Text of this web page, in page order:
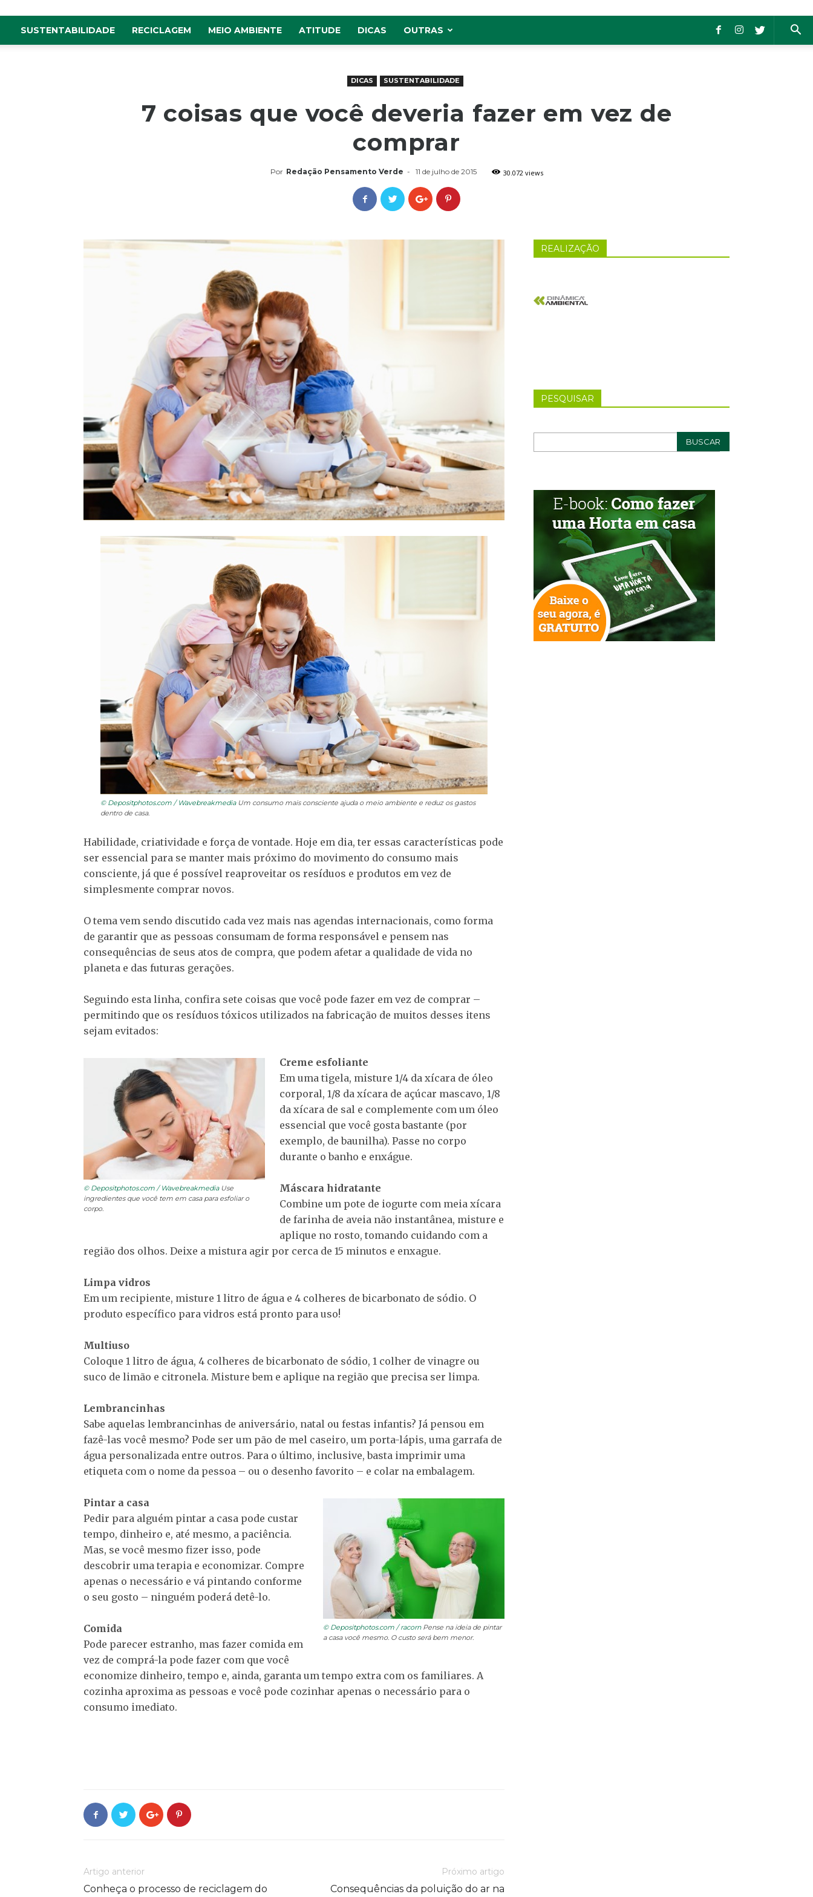
SUSTENTABILIDADE RECICLAGEM MEIO AMBIENTE ATITUDE DICAS OUTRAS
DICAS SUSTENTABILIDADE
7 coisas que você deveria fazer em vez de
comprar
Por Redação Pensamento Verde - 11 de julho de 2015 30.072 views
© Depositphotos.com / WavebreakmediaUm consumo mais consciente ajuda o meio ambiente e reduz os gastos
dentro de casa.
Habilidade, criatividade e força de vontade. Hoje em dia, ter essas características pode
ser essencial para se manter mais próximo do movimento do consumo mais
consciente, já que é possível reaproveitar os resíduos e produtos em vez de
simplesmente comprar novos.
O tema vem sendo discutido cada vez mais nas agendas internacionais, como forma
de garantir que as pessoas consumam de forma responsável e pensem nas
consequências de seus atos de compra, que podem afetar a qualidade de vida no
planeta e das futuras gerações.
Seguindo esta linha, confira sete coisas que você pode fazer em vez de comprar –
permitindo que os resíduos tóxicos utilizados na fabricação de muitos desses itens
sejam evitados:
© Depositphotos.com / WavebreakmediaUse
ingredientes que você tem em casa para esfoliar o
corpo.
Creme esfoliante
Em uma tigela, misture 1/4 da xícara de óleo
corporal, 1/8 da xícara de açúcar mascavo, 1/8
da xícara de sal e complemente com um óleo
essencial que você gosta bastante (por
exemplo, de baunilha). Passe no corpo
durante o banho e enxágue.
Máscara hidratante
Combine um pote de iogurte com meia xícara
de farinha de aveia não instantânea, misture e
aplique no rosto, tomando cuidando com a
região dos olhos. Deixe a mistura agir por cerca de 15 minutos e enxague.
Limpa vidros
Em um recipiente, misture 1 litro de água e 4 colheres de bicarbonato de sódio. O
produto específico para vidros está pronto para uso!
Multiuso
Coloque 1 litro de água, 4 colheres de bicarbonato de sódio, 1 colher de vinagre ou
suco de limão e citronela. Misture bem e aplique na região que precisa ser limpa.
Lembrancinhas
Sabe aquelas lembrancinhas de aniversário, natal ou festas infantis? Já pensou em
fazê-las você mesmo? Pode ser um pão de mel caseiro, um porta-lápis, uma garrafa de
água personalizada entre outros. Para o último, inclusive, basta imprimir uma
etiqueta com o nome da pessoa – ou o desenho favorito – e colar na embalagem.
© Depositphotos.com / racornPense na ideia de pintar
a casa você mesmo. O custo será bem menor.
Pintar a casa
Pedir para alguém pintar a casa pode custar
tempo, dinheiro e, até mesmo, a paciência.
Mas, se você mesmo fizer isso, pode
descobrir uma terapia e economizar. Compre
apenas o necessário e vá pintando conforme
o seu gosto – ninguém poderá detê-lo.
Comida
Pode parecer estranho, mas fazer comida em
vez de comprá-la pode fazer com que você
economize dinheiro, tempo e, ainda, garanta um tempo extra com os familiares. A
cozinha aproxima as pessoas e você pode cozinhar apenas o necessário para o
consumo imediato.
Artigo anterior
Conheça o processo de reciclagem do
Próximo artigo
Consequências da poluição do ar na
REALIZAÇÃO
PESQUISAR